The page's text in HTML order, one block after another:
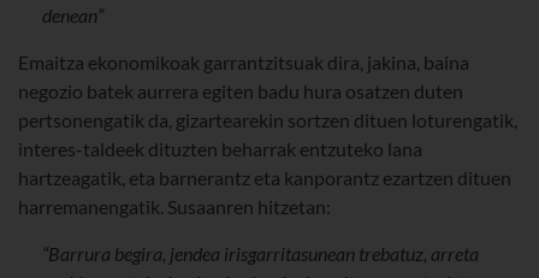
denean”
Emaitza ekonomikoak garrantzitsuak dira, jakina, baina
negozio batek aurrera egiten badu hura osatzen duten
pertsonengatik da, gizartearekin sortzen dituen loturengatik,
interes-taldeek dituzten beharrak entzuteko lana
hartzeagatik, eta barnerantz eta kanporantz ezartzen dituen
harremanengatik. Susaanren hitzetan:
“Barrura begira, jendea irisgarritasunean trebatuz, arreta